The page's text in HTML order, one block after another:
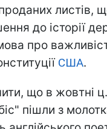
листів,
до історії
про
США.
що в жовтні
пішли з